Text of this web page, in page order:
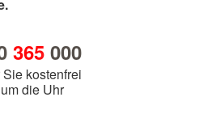
365000
Sie kostenfrei
die Uhr